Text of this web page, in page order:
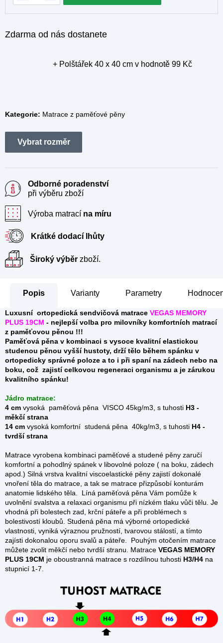
Zdarma od nás dostanete
+ Polštářek 40 x 40 cm v hodnotě 99 Kč
Kategorie: Matrace z paměťové pěny
Odborné poradenství
při výběru zboží
Výroba matrací na míru
Krátké dodací lhůty
Široký výběr zboží.
Popis Parametry
Luxusní ortopedická sendvičová matrace VEGAS MEMORY
PLUS 19CM - nejlepší volba pro milovníky komfortních matrací
z paměťovou pěnou !!!
Paměťová pěna v kombinaci s vysoce kvalitní elastickou
studenou pěnou vyšší hustoty, drží tělo během spánku v
ortopedicky správné poloze a to i při spaní na zádech nebo na
boku, což zajistí celkovou regeneraci organismu a je zárukou
kvalitního spánku!
Jádro matrace:
4 cm vysoká paměťová pěna VISCO 45kg/m3, s tuhosti H3 -
měkčí strana
14 cm vysoká komfortní studená pěna 40kg/m3, s tuhosti H4 -
tvrdší strana
Matrace vyrobena kombinaci paměťové a studené pěny zaručí
komfortní a pohodlný spánek v libovolné poloze ( na boku, zádech
apod.) Silná vrstva kvalitní viscoelastické pěny zajistí dokonalé
vnoření těla do matrace, a tak se matrace přizpůsobí konturám
anatomie lidského těla. Líná paměťová pěna Vám pomůže k
uvolnění svalstva a relaxaci organismu při nízkém tlaku vůči tělu. Je
vhodná při bolestech zad, krční páteře a při problémech s
bolestivostí kloubů. Studená pěna má výborné ortopedické
vlastnosti, vyniká výraznou pružností, tvarovou stálostí, a tímto
zajísti dokonalou oporu svalů a páteře. Pouhým otočením matrace
můžete zvolit měkčí nebo tvrdší stranu. Matrace VEGAS MEMORY
PLUS 19CM je oboustranná matrace s rozdílnou tuhosti H3/H4 na
stupnicí 1-7.